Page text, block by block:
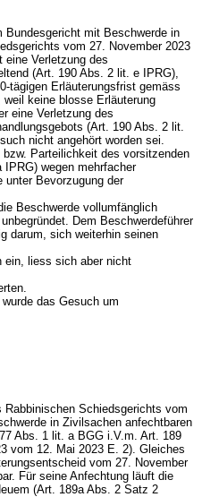
Bundesgericht mit Beschwerde in
vom 27. November 2023
eine Verletzung des
(Art. 190 Abs. 2 lit. e IPRG),
tägigen Erläuterungsfrist gemäss
weil keine blosse Erläuterung
eine Verletzung des
(Art. 190 Abs. 2 lit.
nicht angehört worden sei.
Parteilichkeit des vorsitzenden
IPRG) wegen mehrfacher
unter Bevorzugung der
Beschwerde vollumfänglich
Dem Beschwerdeführer
darum, sich weiterhin seinen
ein, liess sich aber nicht
das Gesuch um
Rabbinischen Schiedsgerichts vom
in Zivilsachen anfechtbaren
Abs. 1 lit. a BGG i.V.m. Art. 189
vom 12. Mai 2023 E. 2). Gleiches
vom 27. November
Für seine Anfechtung läuft die
(Art. 189a Abs. 2 Satz 2